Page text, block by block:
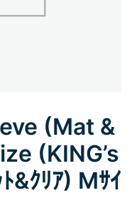
(Mat &
(KING’s
&ｸﾘｱ) Mｻｲ